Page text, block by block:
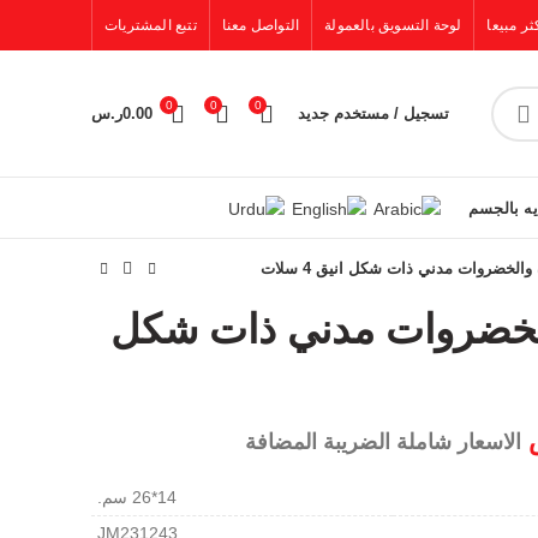
مبيعا لوحة التسويق بالعمولة التواصل معنا تتبع المشتريات
تسجيل / مستخدم جديد 0
0
0
0.00ر.س
بالجسم
مدني ذات شكل انيق 4 سلات
مدني ذات شكل
الاسعار شاملة الضريبة المضافة